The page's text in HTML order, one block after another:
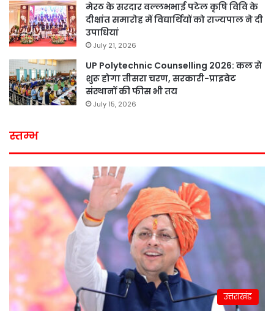
मेरठ के सरदार वल्लभभाई पटेल कृषि विवि के
दीक्षांत समारोह में विद्यार्थियों को राज्यपाल ने दी
उपाधियां
July 21, 2026
UP Polytechnic Counselling 2026: कल से
शुरू होगा तीसरा चरण, सरकारी-प्राइवेट
संस्थानों की फीस भी तय
July 15, 2026
स्तम्भ
उत्तराखंड